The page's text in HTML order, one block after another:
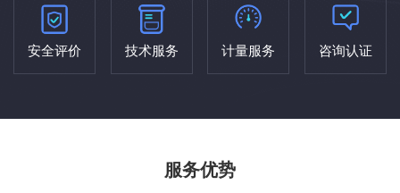
安全评价 技术服务 计量服务 咨询认证
服务优势